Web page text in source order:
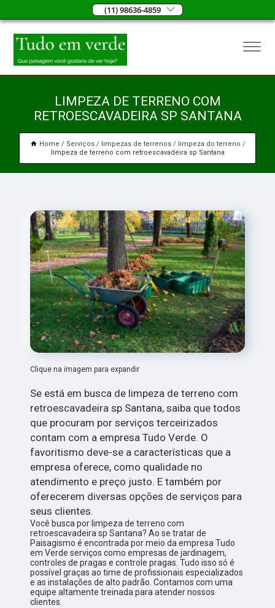
(11) 98636-4859
LIMPEZA DE TERRENO COM
RETROESCAVADEIRA SP SANTANA
Home Serviços limpezas de terrenos
limpeza do terreno
limpeza de terreno com retroescavadeira sp Santana
Clique na imagem para expandir
Se está em busca de limpeza de terreno com
retroescavadeira sp Santana, saiba que todos
que procuram por serviços terceirizados
contam com a empresa Tudo Verde. O
favoritismo deve-se a características que a
empresa oferece, como qualidade no
atendimento e preço justo. E também por
oferecerem diversas opções de serviços para
seus clientes.
Você busca por limpeza de terreno com
retroescavadeira sp Santana? Ao se tratar de
Paisagismo é encontrada por meio da empresa Tudo
em Verde serviços como empresas de jardinagem,
controles de pragas e controle pragas. Tudo isso só é
possível graças ao time de profissionais especializados
e as instalações de alto padrão. Contamos com uma
equipe altamente treinada para atender nossos
clientes.